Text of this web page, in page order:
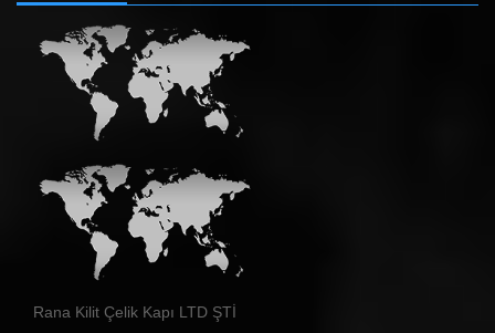
Rana Kilit Çelik Kapı LTD ŞTİ